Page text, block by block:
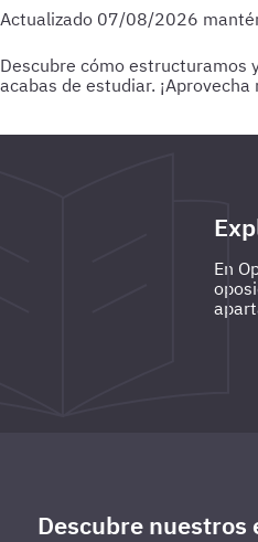
Actualizado 07/08/2026
Descubre cómo estructuramos
acabas de estudiar.
En
Descubre nuestros